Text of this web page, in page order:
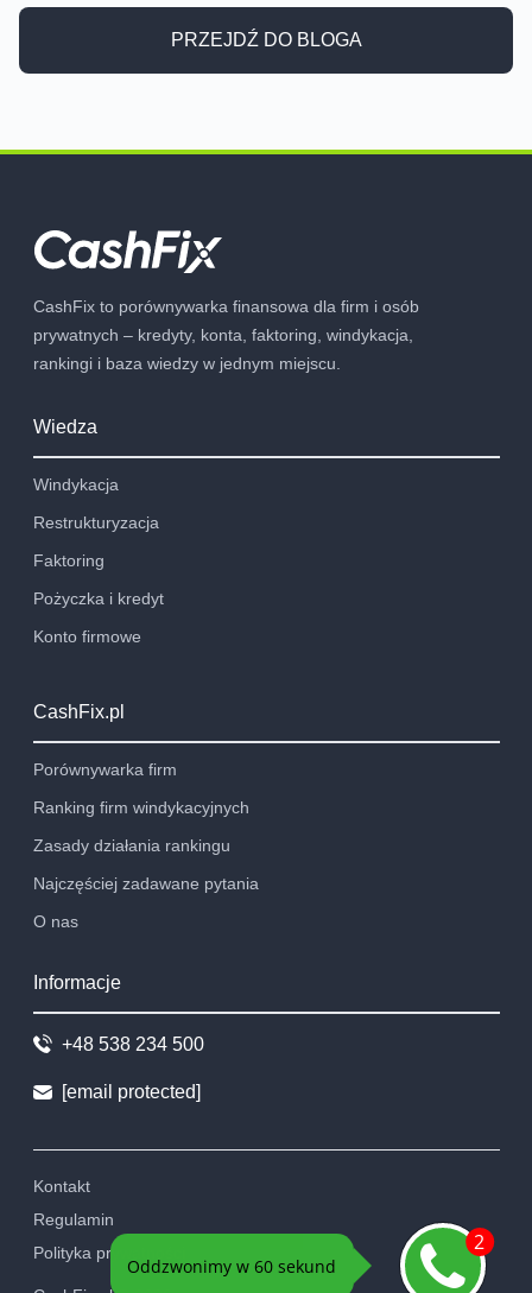
PRZEJDŹ DO BLOGA
CashFix to porównywarka finansowa dla firm i osób
prywatnych – kredyty, konta, faktoring, windykacja,
rankingi i baza wiedzy w jednym miejscu.
Wiedza
Windykacja
Restrukturyzacja
Faktoring
Pożyczka i kredyt
Konto firmowe
CashFix.pl
Porównywarka firm
Ranking firm windykacyjnych
Zasady działania rankingu
Najczęściej zadawane pytania
O nas
Informacje
+48 538 234 500
[email protected]
Kontakt
Regulamin
Polityka prywatności